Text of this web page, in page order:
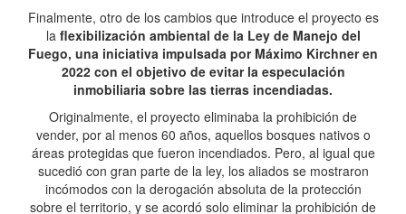
Finalmente, otro de los cambios que introduce el proyecto es
la flexibilización ambiental de la Ley de Manejo del
Fuego, una iniciativa impulsada por Máximo Kirchner en
2022 con el objetivo de evitar la especulación
inmobiliaria sobre las tierras incendiadas.
Originalmente, el proyecto eliminaba la prohibición de
vender, por al menos 60 años, aquellos bosques nativos o
áreas protegidas que fueron incendiados. Pero, al igual que
sucedió con gran parte de la ley, los aliados se mostraron
incómodos con la derogación absoluta de la protección
sobre el territorio, y se acordó solo eliminar la prohibición de